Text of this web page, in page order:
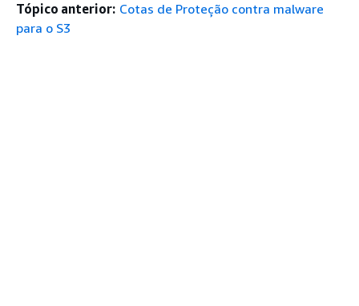
Tópico anterior: Cotas de Proteção contra malware
para o S3